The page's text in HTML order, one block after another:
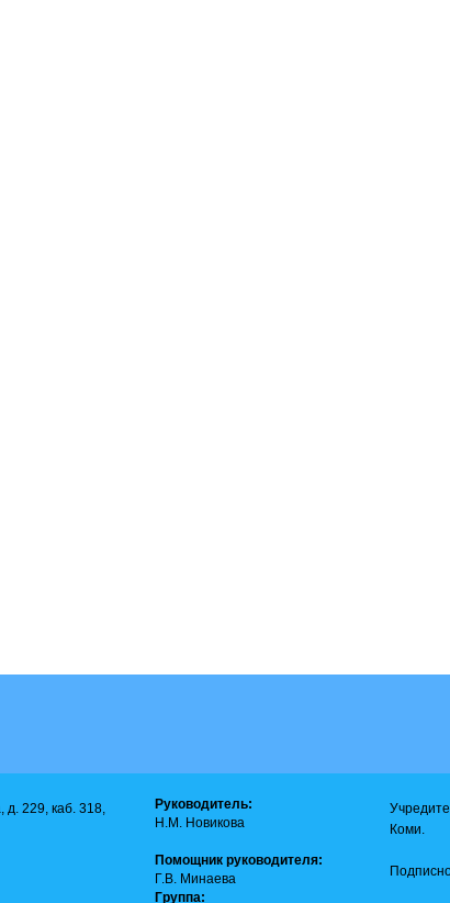
д. 229, каб. 318,
Руководитель:
Н.М. Новикова
Помощник руководителя:
Г.В. Минаева
Группа:
Коми.